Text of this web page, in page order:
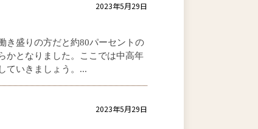
2023年5月29日
き盛りの方だと約80パーセントの
かとなりました。ここでは中高年
ていきましょう。...
2023年5月29日